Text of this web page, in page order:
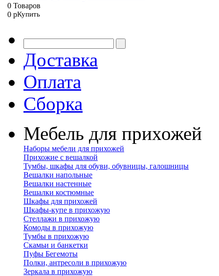
0 Товаров
0 pКупить
Доставка
Оплата
Сборка
Мебель для прихожей
Наборы мебели для прихожей
Прихожие с вешалкой
Тумбы, шкафы для обуви, обувницы, галошницы
Вешалки напольные
Вешалки настенные
Вешалки костюмные
Шкафы для прихожей
Шкафы-купе в прихожую
Стеллажи в прихожую
Комоды в прихожую
Тумбы в прихожую
Скамьи и банкетки
Пуфы Бегемоты
Полки, антресоли в прихожую
Зеркала в прихожую